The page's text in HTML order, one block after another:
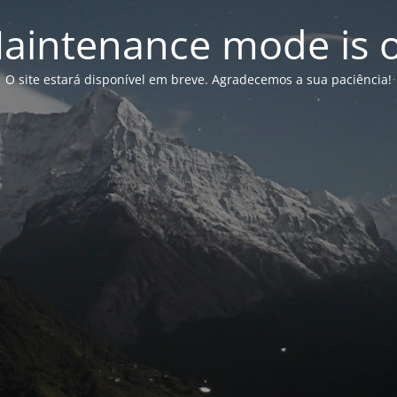
mode is
O site estará disponível em breve. Agradecemos a sua paciência!